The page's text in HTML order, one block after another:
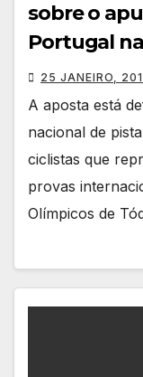
sobre o
Portugal
25 JANEIRO,
A aposta está
nacional de
ciclistas que
provas
Olímpicos de